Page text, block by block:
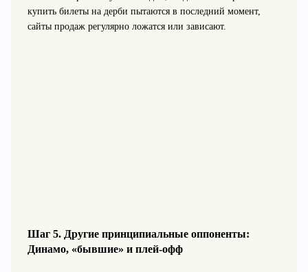
купить билеты на дерби пытаются в последний момент,
сайты продаж регулярно ложатся или зависают.
Шаг 5. Другие принципиальные оппоненты:
Динамо, «бывшие» и плей‑офф